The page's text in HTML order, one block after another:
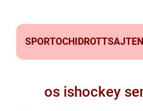
os ishockey